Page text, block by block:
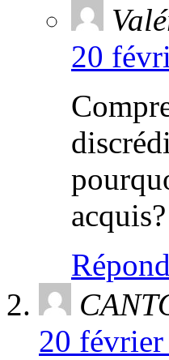
20
20